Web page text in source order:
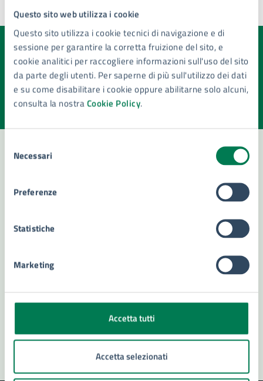
Questo sito web utilizza i cookie
Questo sito utilizza i cookie tecnici di navigazione e di
sessione per garantire la corretta fruizione del sito, e
cookie analitici per raccogliere informazioni sull'uso del sito
da parte degli utenti. Per saperne di più sull'utilizzo dei dati
e su come disabilitare i cookie oppure abilitarne solo alcuni,
consulta la nostraCookie Policy.
delNecessari
Preferenze
Statistiche
Marketing
Accetta tutti
Accetta selezionati
Ultimo aggiornamento:16/04/2025, 12:43
Quanto sono chiare le informazioni su questa
pagina?
Valuta la chiarezza delle informazioni (da 1 a 5 stelle)
Seleziona il numero di stelle per valutare la chiarezza delle
Valuta 5 stelle su 5
Valuta 4 stelle su 5
Richiedi assistenza
Problemi in città